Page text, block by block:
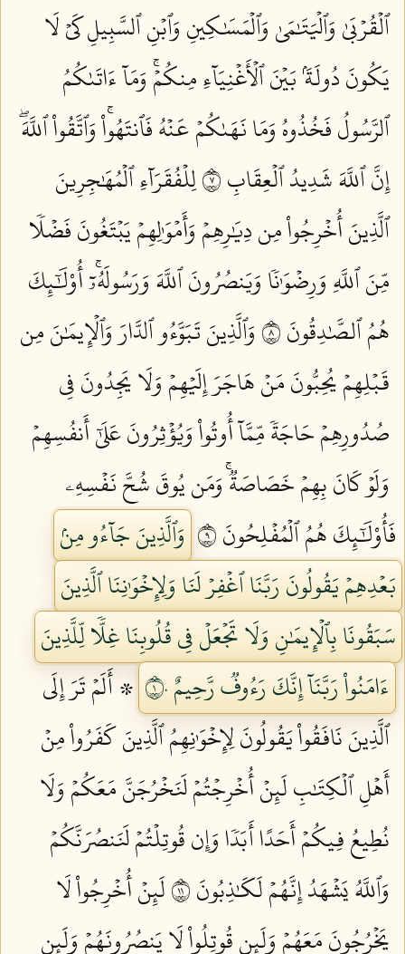
ٱلۡقُرۡبَىٰ وَٱلۡيَتَٰمَىٰ وَٱلۡمَسَٰكِينِ وَٱبۡنِ ٱلسَّبِيلِ كَيۡ لَا
يَكُونَ دُولَةَۢ بَيۡنَ ٱلۡأَغۡنِيَآءِ مِنكُمۡۚ وَمَآ ءَاتَىٰكُمُ
ٱلرَّسُولُ فَخُذُوهُ وَمَا نَهَىٰكُمۡ عَنۡهُ فَٱنتَهُواْۚ وَٱتَّقُواْ ٱللَّهَۖ
إِنَّ ٱللَّهَ شَدِيدُ ٱلۡعِقَابِ ٧
لِلۡفُقَرَآءِ ٱلۡمُهَٰجِرِينَ
ٱلَّذِينَ أُخۡرِجُواْ مِن دِيَٰرِهِمۡ وَأَمۡوَٰلِهِمۡ يَبۡتَغُونَ فَضۡلٗا
مِّنَ ٱللَّهِ وَرِضۡوَٰنٗا وَيَنصُرُونَ ٱللَّهَ وَرَسُولَهُۥٓۚ أُوْلَٰٓئِكَ
هُمُ ٱلصَّٰدِقُونَ ٨
وَٱلَّذِينَ تَبَوَّءُو ٱلدَّارَ وَٱلۡإِيمَٰنَ مِن
قَبۡلِهِمۡ يُحِبُّونَ مَنۡ هَاجَرَ إِلَيۡهِمۡ وَلَا يَجِدُونَ فِي
صُدُورِهِمۡ حَاجَةٗ مِّمَّآ أُوتُواْ وَيُؤۡثِرُونَ عَلَىٰٓ أَنفُسِهِمۡ
وَلَوۡ كَانَ بِهِمۡ خَصَاصَةٞۚ وَمَن يُوقَ شُحَّ نَفۡسِهِۦ
فَأُوْلَٰٓئِكَ هُمُ ٱلۡمُفۡلِحُونَ ٩
وَٱلَّذِينَ جَآءُو مِنۢ
بَعۡدِهِمۡ يَقُولُونَ رَبَّنَا ٱغۡفِرۡ لَنَا وَلِإِخۡوَٰنِنَا ٱلَّذِينَ
سَبَقُونَا بِٱلۡإِيمَٰنِ وَلَا تَجۡعَلۡ فِي قُلُوبِنَا غِلّٗا لِّلَّذِينَ
ءَامَنُواْ رَبَّنَآ إِنَّكَ رَءُوفٞ رَّحِيمٌ ١٠
۞ أَلَمۡ تَرَ إِلَى
ٱلَّذِينَ نَافَقُواْ يَقُولُونَ لِإِخۡوَٰنِهِمُ ٱلَّذِينَ كَفَرُواْ مِنۡ
أَهۡلِ ٱلۡكِتَٰبِ لَئِنۡ أُخۡرِجۡتُمۡ لَنَخۡرُجَنَّ مَعَكُمۡ وَلَا
نُطِيعُ فِيكُمۡ أَحَدًا أَبَدٗا وَإِن قُوتِلۡتُمۡ لَنَنصُرَنَّكُمۡ
وَٱللَّهُ يَشۡهَدُ إِنَّهُمۡ لَكَٰذِبُونَ ١١
لَئِنۡ أُخۡرِجُواْ لَا
يَخۡرُجُونَ مَعَهُمۡ وَلَئِن قُوتِلُواْ لَا يَنصُرُونَهُمۡ وَلَئِن